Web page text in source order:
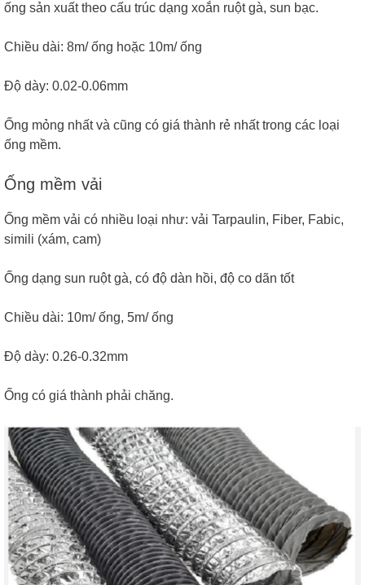
ống sản xuất theo cấu trúc dạng xoắn ruột gà, sun bạc.
Chiều dài: 8m/ ống hoặc 10m/ ống
Độ dày: 0.02-0.06mm
Ống mỏng nhất và cũng có giá thành rẻ nhất trong các loại
ống mềm.
Ống mềm vải
Ống mềm vải có nhiều loại như: vải Tarpaulin, Fiber, Fabic,
simili (xám, cam)
Ống dạng sun ruột gà, có độ dàn hồi, độ co dãn tốt
Chiều dài: 10m/ ống, 5m/ ống
Độ dày: 0.26-0.32mm
Ống có giá thành phải chăng.